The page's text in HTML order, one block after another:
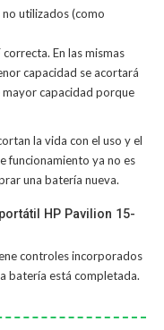
utilizados (como
En las mismas
capacidad se acortará
capacidad porque
la vida con el uso y el
funcionamiento ya no es
una batería nueva.
HP Pavilion 15-
controles incorporados
batería está completada.